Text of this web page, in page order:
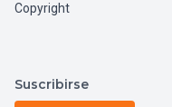
Copyright
Suscribirse